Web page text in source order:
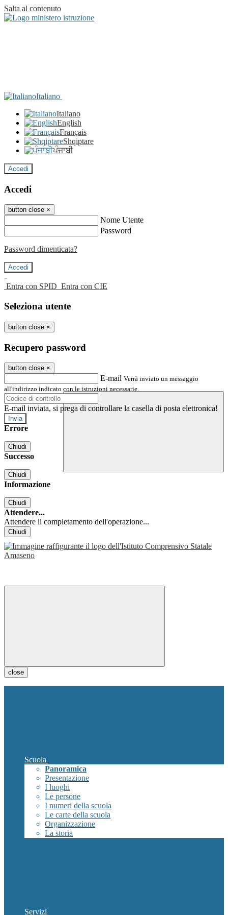
Salta al contenuto
Italiano
Italiano
English
Français
Shqiptare
ਪੰਜਾਬੀ
Accedi
Accedi
button close ×
Nome Utente
Password
Password dimenticata?
-
Entra con SPID Entra con CIE
Seleziona utente
button close ×
Recupero password
button close ×
E-mail Verrà inviato un messaggio
all'indirizzo indicato con le istruzioni necessarie.
E-mail inviata, si prega di controllare la casella di posta elettronica!
Errore
Chiudi
Successo
Chiudi
Informazione
Chiudi
Attendere...
Attendere il completamento dell'operazione...
Chiudi
close
Scuola
Panoramica
Presentazione
I luoghi
Le persone
I numeri della scuola
Le carte della scuola
Organizzazione
La storia
Servizi